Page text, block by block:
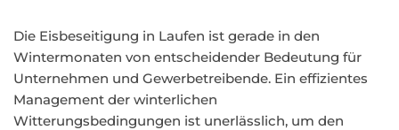
Die Eisbeseitigung in Laufen ist gerade in den
Wintermonaten von entscheidender Bedeutung für
Unternehmen und Gewerbetreibende. Ein effizientes
Management der winterlichen
Witterungsbedingungen ist unerlässlich, um den